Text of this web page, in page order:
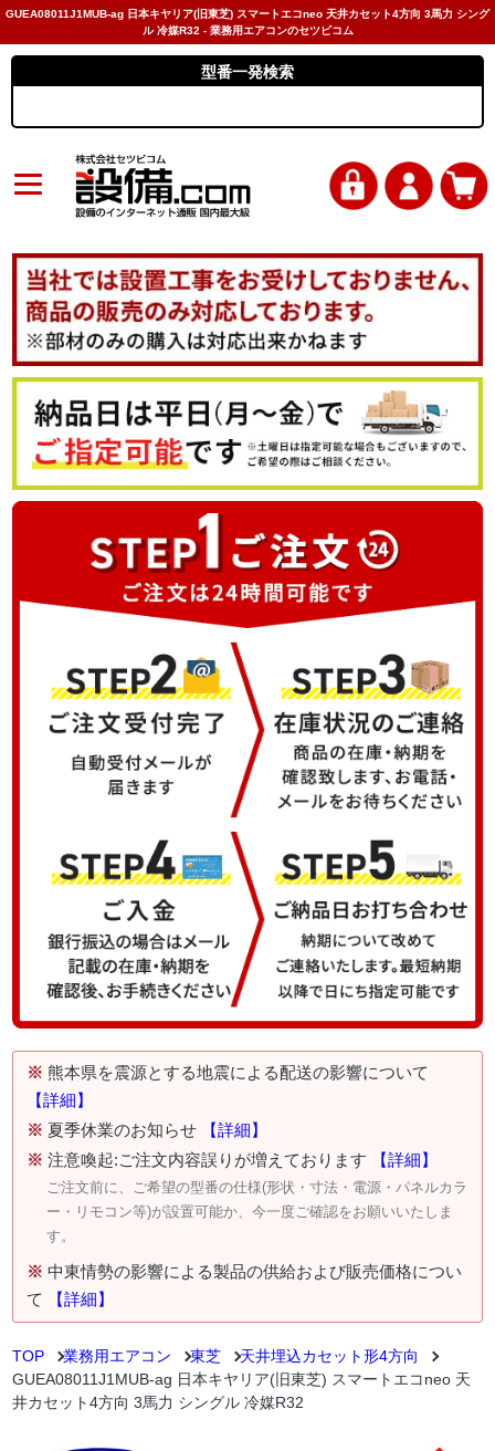
GUEA08011J1MUB-ag 日本キヤリア(旧東芝) スマートエコneo 天井カセット4方向 3馬力 シング
ル 冷媒R32 - 業務用エアコンのセツビコム
型番一発検索
※ 熊本県を震源とする地震による配送の影響について
【詳細】
※ 夏季休業のお知らせ
【詳細】
※ 注意喚起:ご注文内容誤りが増えております 【詳細】
ご注文前に、ご希望の型番の仕様(形状・寸法・電源・パネルカラ
ー・リモコン等)が設置可能か、今一度ご確認をお願いいたしま
す。
※ 中東情勢の影響による製品の供給および販売価格につい
て
【詳細】
TOP 業務用エアコン 東芝
天井埋込カセット形4方向
GUEA08011J1MUB-ag 日本キヤリア(旧東芝) スマートエコneo 天
井カセット4方向 3馬力 シングル 冷媒R32